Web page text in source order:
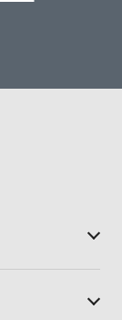
た！
ます。皆